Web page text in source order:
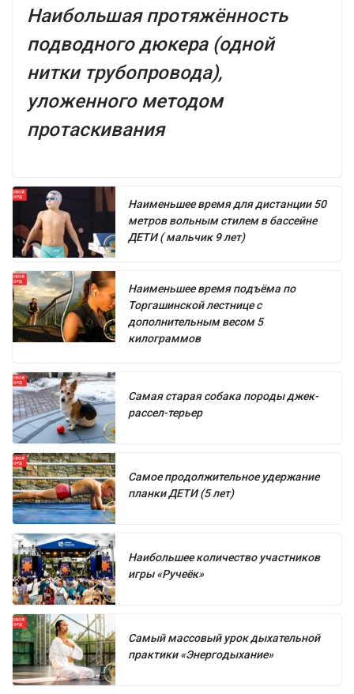
Наибольшая протяжённость
подводного дюкера (одной
нитки трубопровода),
уложенного методом
протаскивания
Наименьшее время для дистанции 50
метров вольным стилем в бассейне
ДЕТИ ( мальчик 9 лет)
Наименьшее время подъёма по
Торгашинской лестнице с
дополнительным весом 5
килограммов
Самая старая собака породы джек-
рассел-терьер
Самое продолжительное удержание
планки ДЕТИ (5 лет)
Наибольшее количество участников
игры «Ручеёк»
Самый массовый урок дыхательной
практики «Энергодыхание»